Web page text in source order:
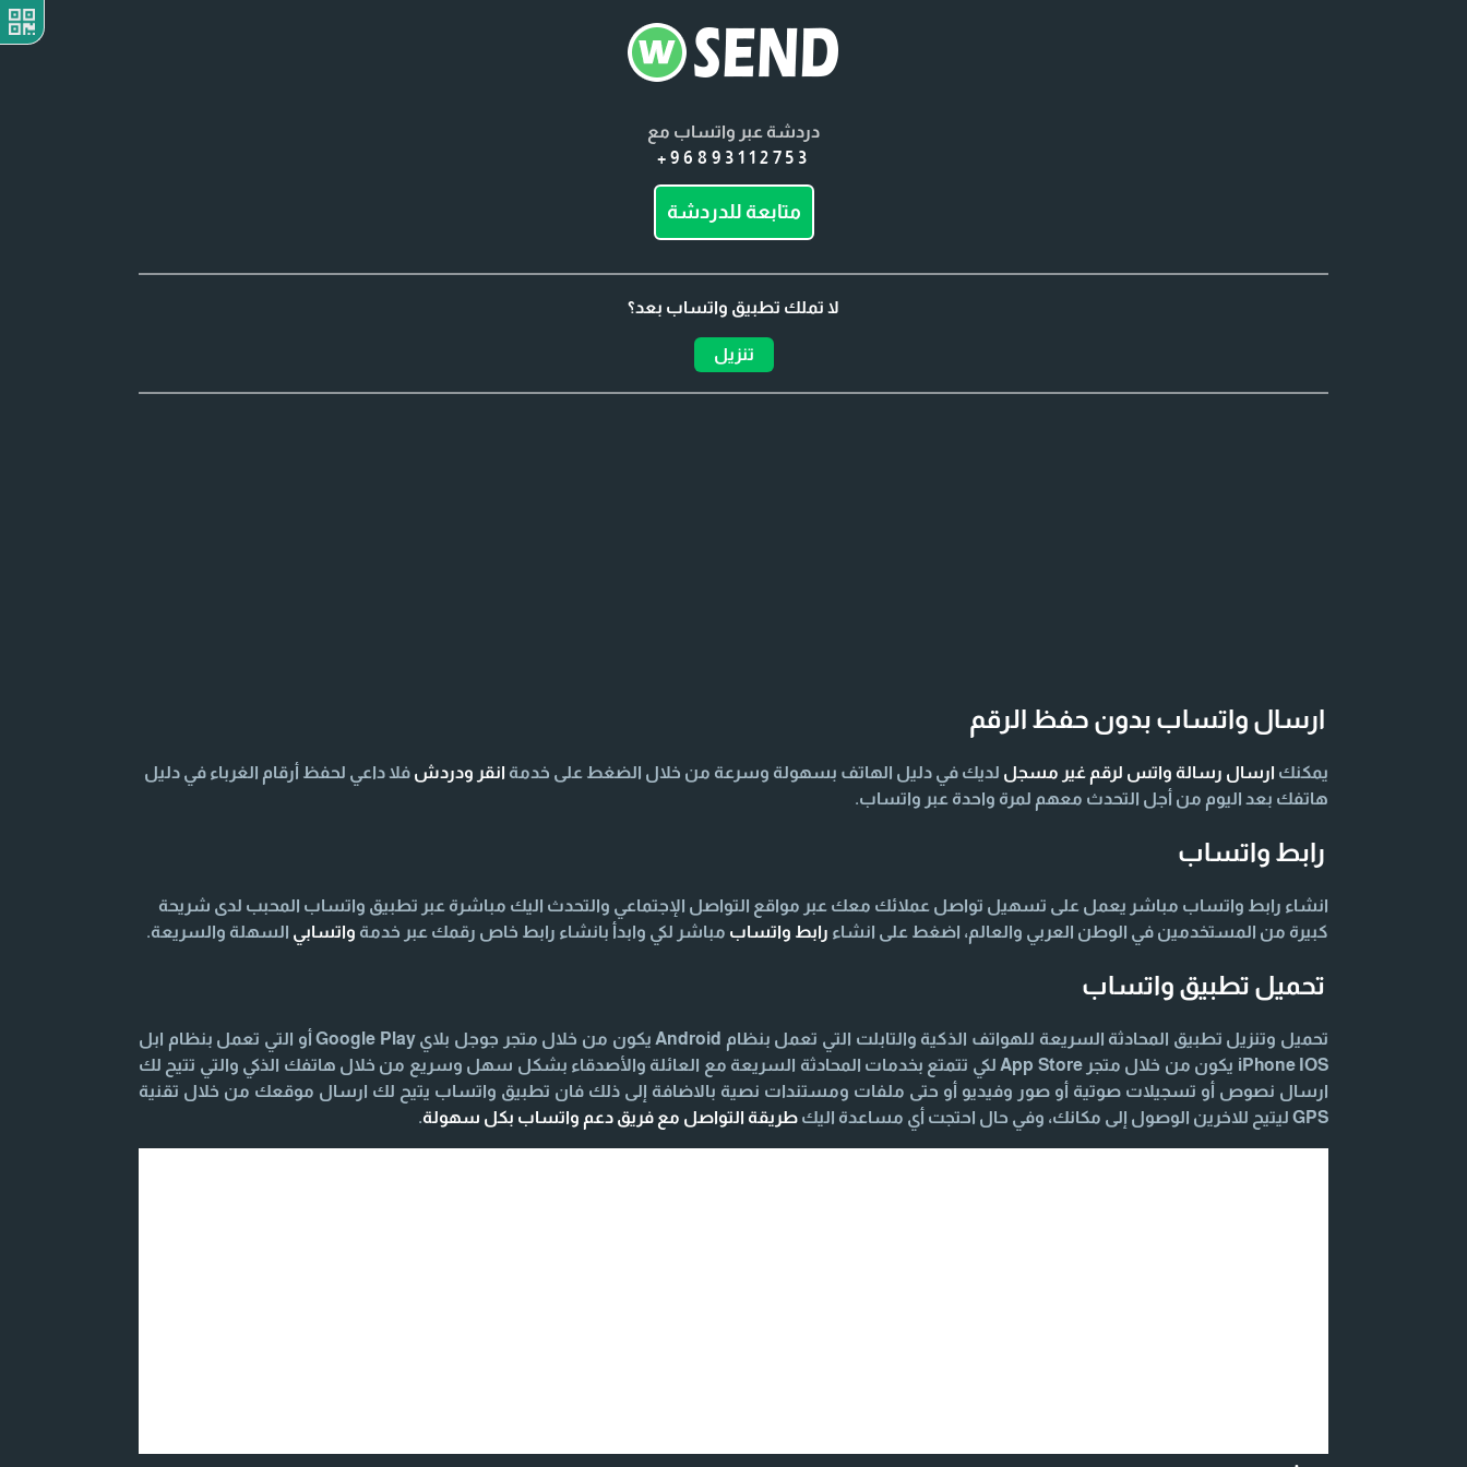
دردشة عبر واتساب مع
+96893112753
متابعة للدردشة
لا تملك تطبيق واتساب بعد؟
تنزيل
ارسال واتساب بدون حفظ الرقم
يمكنك ارسال رسالة واتس لرقم غير مسجل لديك في دليل الهاتف بسهولة وسرعة من خلال الضغط على خدمة انقر ودردش فلا داعي لحفظ أرقام الغرباء في دليل
هاتفك بعد اليوم من أجل التحدث معهم لمرة واحدة عبر واتساب.
رابط واتساب
انشاء رابط واتساب مباشر يعمل على تسهيل تواصل عملائك معك عبر مواقع التواصل الإجتماعي والتحدث اليك مباشرة عبر تطبيق واتساب المحبب لدى شريحة
كبيرة من المستخدمين في الوطن العربي والعالم، اضغط على انشاء رابط واتساب مباشر لكي وابدأ بانشاء رابط خاص رقمك عبر خدمة واتسابي السهلة والسريعة.
تحميل تطبيق واتساب
تحميل وتنزيل تطبيق المحادثة السريعة للهواتف الذكية والتابلت التي تعمل بنظام Android يكون من خلال متجر جوجل بلاي Google Play أو التي تعمل بنظام ابل
iPhone IOS يكون من خلال متجر App Store لكي تتمتع بخدمات المحادثة السريعة مع العائلة والأصدقاء بشكل سهل وسريع من خلال هاتفك الذكي والتي تتيح لك
ارسال نصوص أو تسجيلات صوتية أو صور وفيديو أو حتى ملفات ومستندات نصية بالاضافة إلى ذلك فان تطبيق واتساب يتيح لك ارسال موقعك من خلال تقنية
GPS ليتيح للاخرين الوصول إلى مكانك، وفي حال احتجت أي مساعدة اليك
طريقة التواصل مع فريق دعم واتساب بكل سهولة.